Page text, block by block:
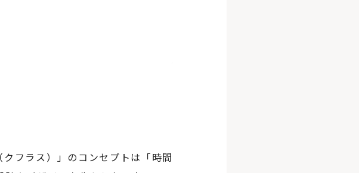
フラス）」のコンセプトは「時間